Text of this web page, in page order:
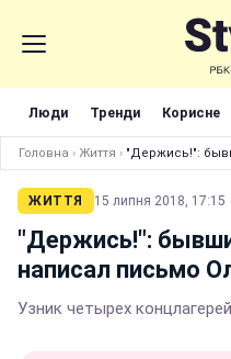
Люди Тренди Корисне
Головна › Життя › "Держись!":
ЖИТТЯ 15 липня 2018, 17:15
"Держись!":
написал письмо
Узник четырех